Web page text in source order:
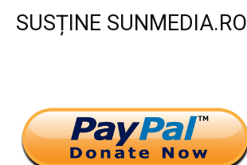
SUSȚINE SUNMEDIA.RO